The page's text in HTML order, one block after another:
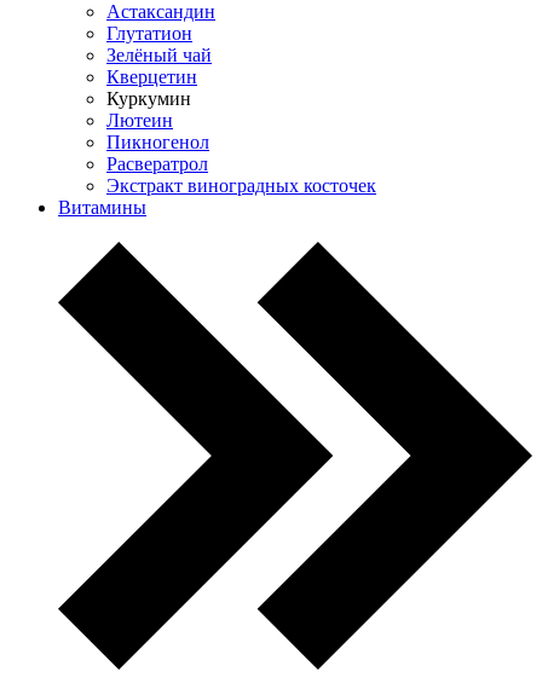
Астаксандин
Глутатион
Зелёный чай
Кверцетин
Куркумин
Лютеин
Пикногенол
Расвератрол
Экстракт виноградных косточек
Витамины